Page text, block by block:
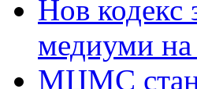
Нов кодекс
медиуми на
МЦМС